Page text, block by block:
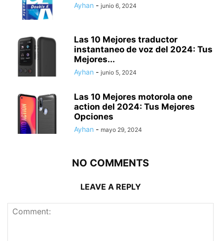
Ayhan - junio 6, 2024
Las 10 Mejores traductor
instantaneo de voz del 2024: Tus
Mejores...
Ayhan - junio 5, 2024
Las 10 Mejores motorola one
action del 2024: Tus Mejores
Opciones
Ayhan - mayo 29, 2024
NO COMMENTS
LEAVE A REPLY